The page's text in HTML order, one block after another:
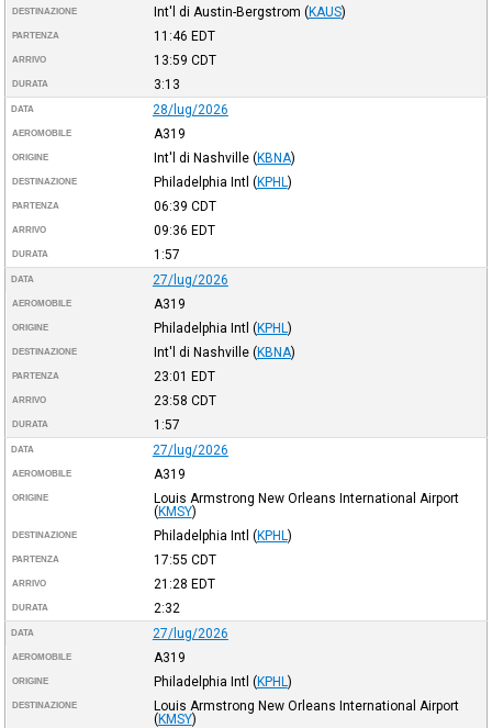
DESTINAZIONE Int'l di Austin-Bergstrom (KAUS)
PARTENZA 11:46 EDT
ARRIVO 13:59 CDT
DURATA 3:13
DATA 28/lug/2026
AEROMOBILE A319
ORIGINE Int'l di Nashville (KBNA)
DESTINAZIONE Philadelphia Intl (KPHL )
PARTENZA 06:39 CDT
ARRIVO 09:36 EDT
DURATA 1:57
DATA 27/lug/2026
AEROMOBILE A319
ORIGINE Philadelphia Intl (KPHL )
DESTINAZIONE Int'l di Nashville (KBNA)
PARTENZA 23:01 EDT
ARRIVO 23:58 CDT
DURATA 1:57
DATA 27/lug/2026
AEROMOBILE A319
ORIGINE
Louis Armstrong New Orleans International Airport
(KMSY)
DESTINAZIONE Philadelphia Intl (KPHL )
PARTENZA 17:55 CDT
ARRIVO 21:28 EDT
DURATA 2:32
DATA 27/lug/2026
AEROMOBILE A319
ORIGINE Philadelphia Intl (KPHL )
DESTINAZIONE
Louis Armstrong New Orleans International Airport
(KMSY)